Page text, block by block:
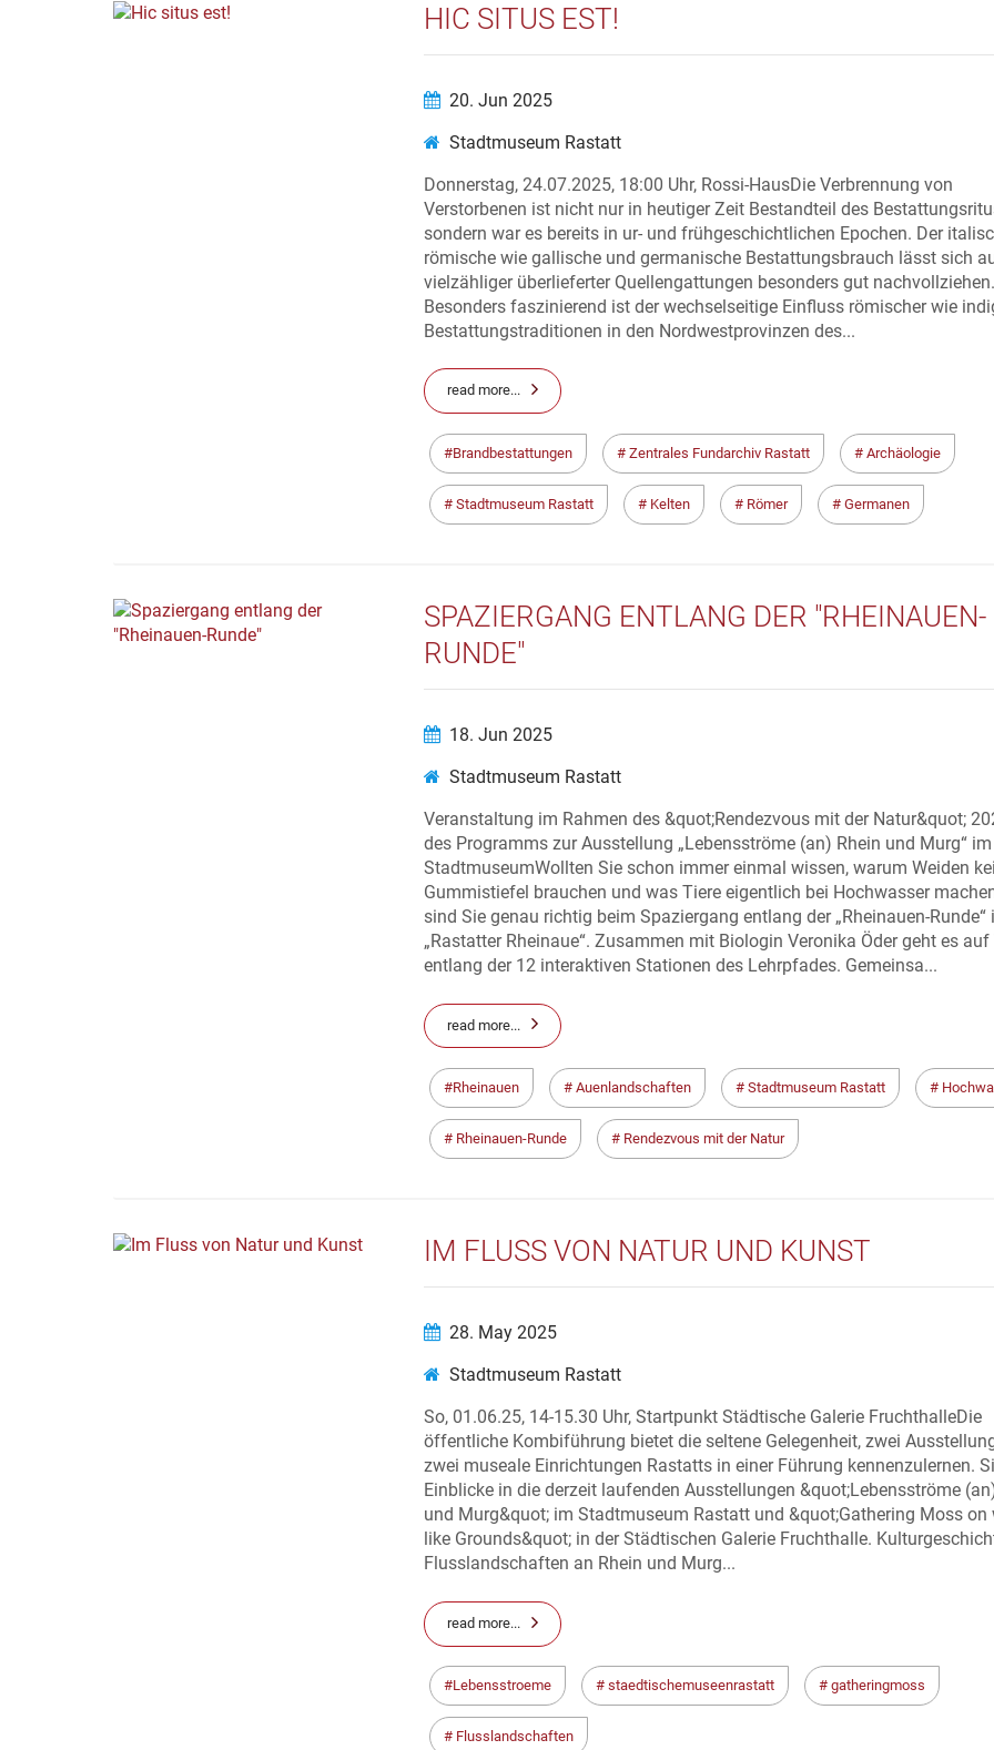
HIC SITUS EST!
20. Jun 2025
Stadtmuseum Rastatt
Donnerstag, 24.07.2025, 18:00 Uhr, Rossi-HausDie Verbrennung von
Verstorbenen ist nicht nur in heutiger Zeit Bestandteil des
sondern war es bereits in ur- und frühgeschichtlichen Epochen. Der
römische wie gallische und germanische Bestattungsbrauch lässt sich
vielzähliger überlieferter Quellengattungen besonders gut nachvollziehen.
Besonders faszinierend ist der wechselseitige Einfluss römischer wie
Bestattungstraditionen in den Nordwestprovinzen des...
read more...
Brandbestattungen Zentrales Fundarchiv Rastatt Archäologie
Stadtmuseum Rastatt Kelten Römer Germanen
SPAZIERGANG ENTLANG DER "RHEINAUEN-
RUNDE"
18. Jun 2025
Stadtmuseum Rastatt
Veranstaltung im Rahmen des &quot;Rendezvous mit der Natur&quot;
des Programms zur Ausstellung „Lebensströme (an) Rhein und Murg“ im
StadtmuseumWollten Sie schon immer einmal wissen, warum Weiden
Gummistiefel brauchen und was Tiere eigentlich bei Hochwasser
sind Sie genau richtig beim Spaziergang entlang der „Rheinauen-Runde“
„Rastatter Rheinaue“. Zusammen mit Biologin Veronika Öder geht es auf
entlang der 12 interaktiven Stationen des Lehrpfades. Gemeinsa...
read more...
Rheinauen Auenlandschaften Stadtmuseum Rastatt
Rheinauen-Runde Rendezvous mit der Natur
IM FLUSS VON NATUR UND KUNST
28. May 2025
Stadtmuseum Rastatt
So, 01.06.25, 14-15.30 Uhr, Startpunkt Städtische Galerie FruchthalleDie
öffentliche Kombiführung bietet die seltene Gelegenheit, zwei
zwei museale Einrichtungen Rastatts in einer Führung kennenzulernen.
Einblicke in die derzeit laufenden Ausstellungen &quot;Lebensströme
und Murg&quot; im Stadtmuseum Rastatt und &quot;Gathering Moss on
like Grounds&quot; in der Städtischen Galerie Fruchthalle.
Flusslandschaften an Rhein und Murg...
read more...
Lebensstroeme staedtischemuseenrastatt gatheringmoss
Flusslandschaften